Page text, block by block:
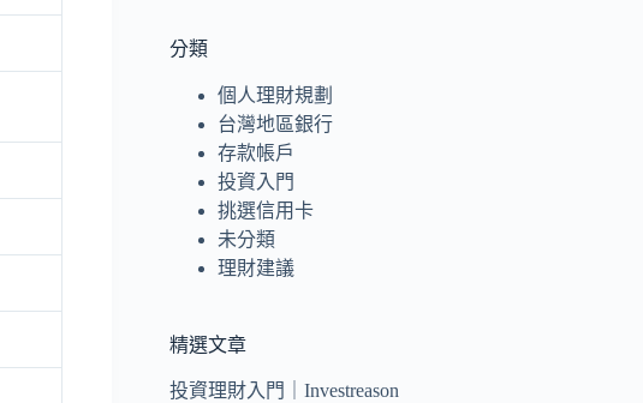
分類
個人理財規劃
台灣地區銀行
存款帳戶
投資入門
挑選信用卡
未分類
理財建議
精選文章
投資理財入門｜Investreason